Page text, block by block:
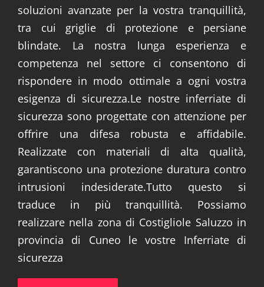
soluzioni avanzate per la vostra tranquillità,
tra cui griglie di protezione e persiane
blindate. La nostra lunga esperienza e
competenza nel settore ci consentono di
rispondere in modo ottimale a ogni vostra
esigenza di sicurezza.Le nostre inferriate di
sicurezza sono progettate con attenzione per
offrire una difesa robusta e affidabile.
Realizzate con materiali di alta qualità,
garantiscono una protezione duratura contro
intrusioni indesiderate.Tutto questo si
traduce in più tranquillità. Possiamo
realizzare nella zona di Costigliole Saluzzo in
provincia di Cuneo le vostre Inferriate di
sicurezza